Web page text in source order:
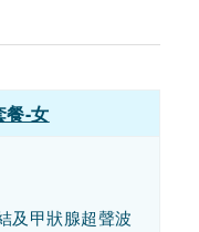
餐-女
及甲狀腺超聲波